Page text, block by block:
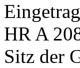
HR A
Sitz der